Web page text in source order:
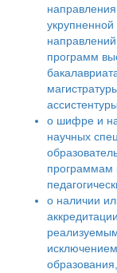
программ
о шифре и
научных
программам
о наличии